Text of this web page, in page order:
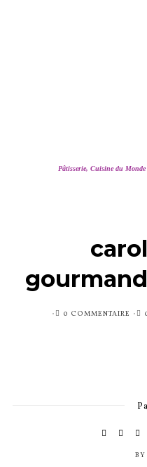
Pâtisserie, Cuisine du
PUBLIÉ0 COMMENTAIRE
BY